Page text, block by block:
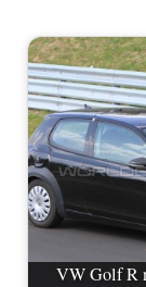
VW Golf R